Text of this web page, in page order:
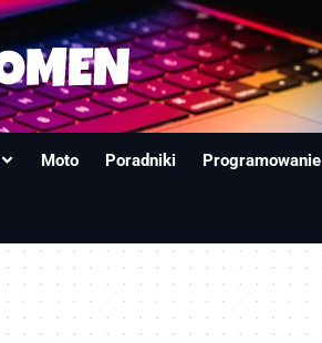
Moto Poradniki Programowanie